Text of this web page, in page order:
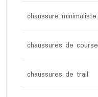
chaussure minimaliste
chaussures de course
chaussures de trail